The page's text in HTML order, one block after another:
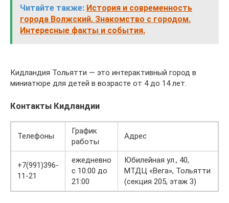
Читайте также: История и современность
города Волжский. Знакомство с городом.
Интересные факты и события.
Кидландия Тольятти — это интерактивный город в
миниатюре для детей в возрасте от 4 до 14 лет.
Контакты Кидландии
Телефоны
График
работы
Адрес
+7(991)396-
11-21
ежедневно
с 10:00 до
21:00
Юбилейная ул., 40,
МТДЦ «Вега», Тольятти
(секция 205, этаж 3)